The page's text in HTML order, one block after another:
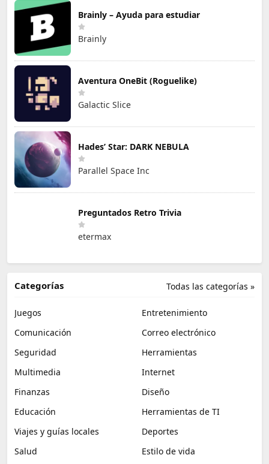
Brainly – Ayuda para estudiar
Brainly
Aventura OneBit (Roguelike)
Galactic Slice
Hades’ Star: DARK NEBULA
Parallel Space Inc
Preguntados Retro Trivia
etermax
Todas las categorías »
Categorías
Juegos
Entretenimiento
Comunicación
Correo electrónico
Seguridad
Herramientas
Multimedia
Internet
Finanzas
Diseño
Educación
Herramientas de TI
Viajes y guías locales
Deportes
Salud
Estilo de vida